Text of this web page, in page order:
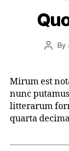
Post
By
Mirum est
nunc
litterarum
quarta